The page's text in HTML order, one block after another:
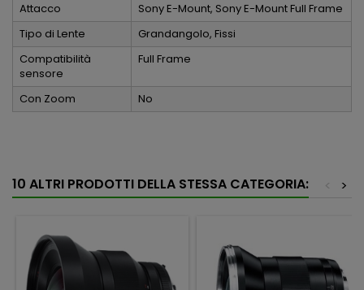
Attacco
Sony E-Mount, Sony E-Mount Full Frame
Tipo di Lente
Grandangolo, Fissi
Compatibilità
sensore
Full Frame
Con Zoom No
10 ALTRI PRODOTTI DELLA STESSA CATEGORIA: >
<